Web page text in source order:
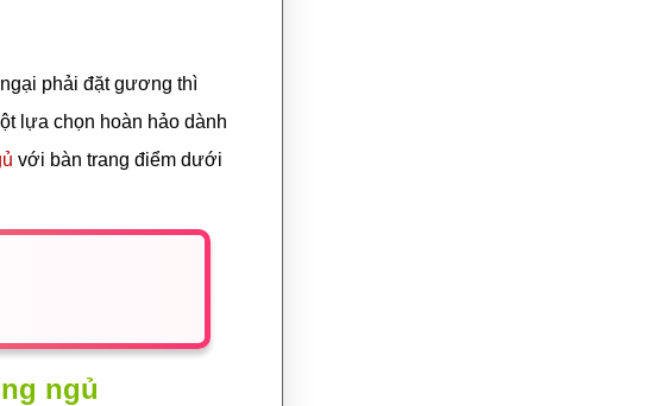
phải đặt gương thì
lựa chọn hoàn hảo dành
với bàn trang điểm dưới
ngủ